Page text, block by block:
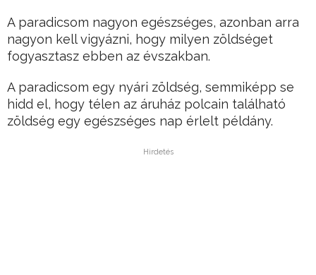
A paradicsom nagyon egészséges, azonban arra
nagyon kell vigyázni, hogy milyen zöldséget
fogyasztasz ebben az évszakban.
A paradicsom egy nyári zöldség, semmiképp se
hidd el, hogy télen az áruház polcain található
zöldség egy egészséges nap érlelt példány.
Hirdetés